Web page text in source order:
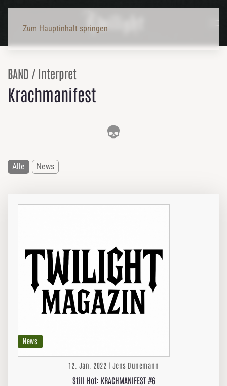
Zum Hauptinhalt springen
BAND / Interpret
Krachmanifest
Alle News
News
12. Jan. 2022 | Jens Dunemann
Still Hot: KRACHMANIFEST #6